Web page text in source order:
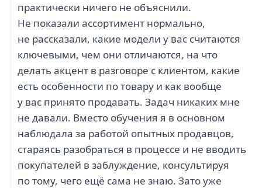
практически ничего не объяснили.
Не показали ассортимент нормально,
не рассказали, какие модели у вас считаются
ключевыми, чем они отличаются, на что
делать акцент в разговоре с клиентом, какие
есть особенности по товару и как вообще
у вас принято продавать. Задач никаких мне
не давали. Вместо обучения я в основном
наблюдала за работой опытных продавцов,
стараясь разобраться в процессе и не вводить
покупателей в заблуждение, консультируя
по тому, чего ещё сама не знаю. Зато уже